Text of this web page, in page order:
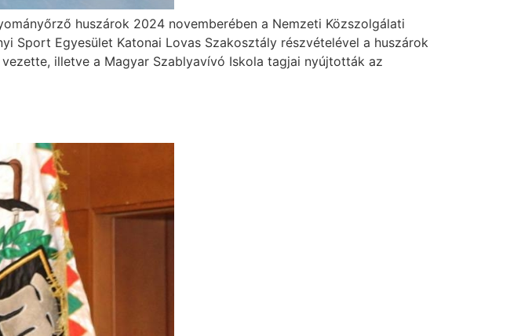
huszárok 2024 novemberében a Nemzeti Közszolgálati
Sport Egyesület Katonai Lovas Szakosztály részvételével a huszárok
illetve a Magyar Szablyavívó Iskola tagjai nyújtották az